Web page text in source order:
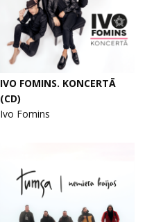
IVO FOMINS. KONCERTĀ
(CD)
Ivo Fomins